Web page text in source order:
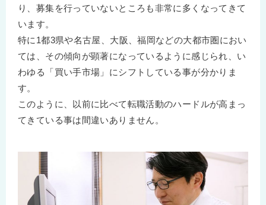
り、募集を行っていないところも非常に多くなってきて
います。
特に1都3県や名古屋、大阪、福岡などの大都市圏におい
ては、その傾向が顕著になっているように感じられ、い
わゆる「買い手市場」にシフトしている事が分かりま
す。
このように、以前に比べて転職活動のハードルが高まっ
てきている事は間違いありません。